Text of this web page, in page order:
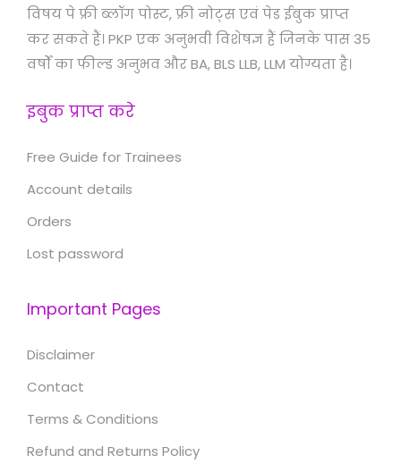
विषय पे फ्री ब्लॉग पोस्ट, फ्री नोट्स एवं पेड ईबुक प्राप्त
कर सकते हैं। PKP एक अनुभवी विशेषज्ञ हैं जिनके पास 35
वर्षों का फील्ड अनुभव और BA, BLS LLB, LLM योग्यता है।
इबुक प्राप्त करे
Free Guide for Trainees
Account details
Orders
Lost password
Important Pages
Disclaimer
Contact
Terms & Conditions
Refund and Returns Policy